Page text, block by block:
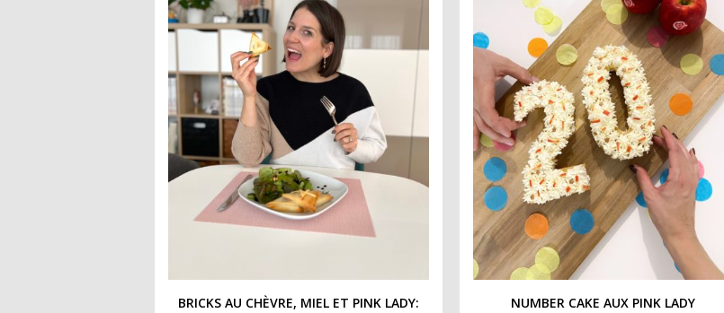
BRICKS AU CHÈVRE, MIEL ET PINK LADY:
NUMBER CAKE AUX PINK LADY